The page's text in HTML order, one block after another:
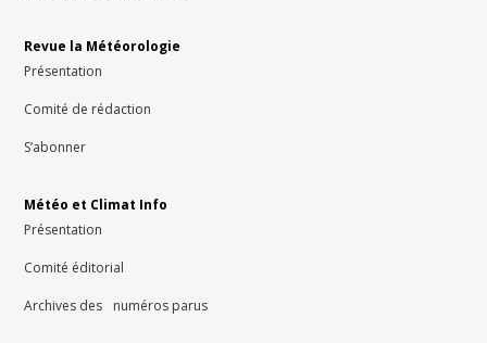
Revue la Météorologie
Présentation
Comité de rédaction
S’abonner
Météo et Climat Info
Présentation
Comité éditorial
Archives des numéros parus